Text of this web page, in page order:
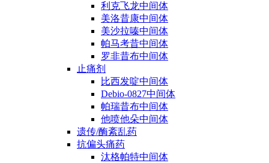
利克飞龙中间体
美洛昔康中间体
美沙拉嗪中间体
帕马考昔中间体
罗非昔布中间体
止痛剂
比西发啶中间体
Debio-0827中间体
帕瑞昔布中间体
他喷他朵中间体
遗传/酶紊乱药
抗偏头痛药
汰格帕特中间体